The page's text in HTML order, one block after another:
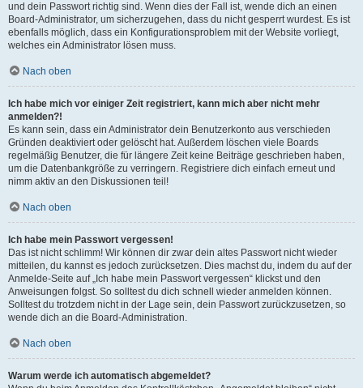
und dein Passwort richtig sind. Wenn dies der Fall ist, wende dich an einen
Board-Administrator, um sicherzugehen, dass du nicht gesperrt wurdest. Es ist
ebenfalls möglich, dass ein Konfigurationsproblem mit der Website vorliegt,
welches ein Administrator lösen muss.
Nach oben
Ich habe mich vor einiger Zeit registriert, kann mich aber nicht mehr
anmelden?!
Es kann sein, dass ein Administrator dein Benutzerkonto aus verschieden
Gründen deaktiviert oder gelöscht hat. Außerdem löschen viele Boards
regelmäßig Benutzer, die für längere Zeit keine Beiträge geschrieben haben,
um die Datenbankgröße zu verringern. Registriere dich einfach erneut und
nimm aktiv an den Diskussionen teil!
Nach oben
Ich habe mein Passwort vergessen!
Das ist nicht schlimm! Wir können dir zwar dein altes Passwort nicht wieder
mitteilen, du kannst es jedoch zurücksetzen. Dies machst du, indem du auf der
Anmelde-Seite auf „Ich habe mein Passwort vergessen“ klickst und den
Anweisungen folgst. So solltest du dich schnell wieder anmelden können.
Solltest du trotzdem nicht in der Lage sein, dein Passwort zurückzusetzen, so
wende dich an die Board-Administration.
Nach oben
Warum werde ich automatisch abgemeldet?